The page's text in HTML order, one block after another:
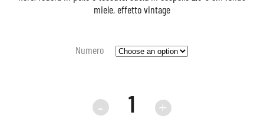
miele, effetto vintage
Numero